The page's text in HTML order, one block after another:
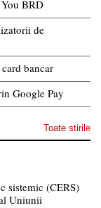
BRD
de
bancar
Google Pay
Toate stirile
sistemic (CERS)
Uniunii